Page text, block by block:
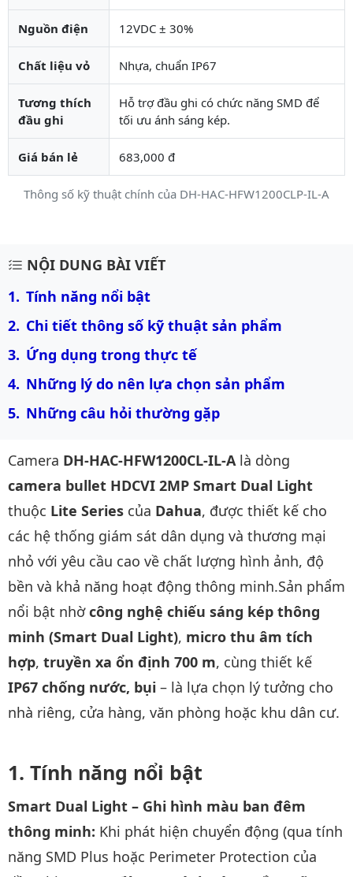
Thông số kỹ thuật chính của DH-HAC-HFW1200CLP-IL-A
Nguồn điện 12VDC ± 30%
Chất liệu vỏ Nhựa, chuẩn IP67
Tương thích
đầu ghi
Hỗ trợ đầu ghi có chức năng SMD để
tối ưu ánh sáng kép.
Giá bán lẻ 683,000 đ
Mô tả chi tiết sản phẩm
NỘI DUNG BÀI VIẾT
Tính năng nổi bật
Chi tiết thông số kỹ thuật sản phẩm
Ứng dụng trong thực tế
Những lý do nên lựa chọn sản phẩm
Những câu hỏi thường gặp
Camera DH-HAC-HFW1200CL-IL-A là dòng
camera bullet HDCVI 2MP Smart Dual Light
thuộc Lite Series của Dahua, được thiết kế cho
các hệ thống giám sát dân dụng và thương mại
nhỏ với yêu cầu cao về chất lượng hình ảnh, độ
bền và khả năng hoạt động thông minh.Sản phẩm
nổi bật nhờcông nghệ chiếu sáng kép thông
minh (Smart Dual Light), micro thu âm tích
hợp, truyền xa ổn định 700 m, cùng thiết kế
IP67 chống nước, bụi – là lựa chọn lý tưởng cho
nhà riêng, cửa hàng, văn phòng hoặc khu dân cư.
Tính năng nổi bật
Smart Dual Light – Ghi hình màu ban đêm
thông minh: Khi phát hiện chuyển động (qua tính
năng SMD Plus hoặc Perimeter Protection của